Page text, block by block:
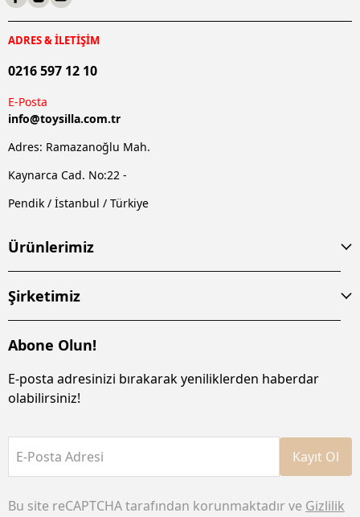
ADRES & İLETİŞİM
0216 597 12 10
E-Posta
info@toysilla.com.tr
Adres: Ramazanoğlu Mah.
Kaynarca Cad. No:22 -
Pendik / İstanbul / Türkiye
Ürünlerimiz
Şirketimiz
Abone Olun!
E-posta adresinizi bırakarak yeniliklerden haberdar
olabilirsiniz!
E-Posta Adresi Kayıt Ol
Bu site reCAPTCHA tarafından korunmaktadır ve Gizlilik